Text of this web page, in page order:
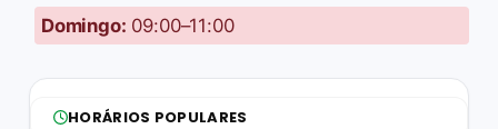
Domingo: 09:00–11:00
HORÁRIOS POPULARES